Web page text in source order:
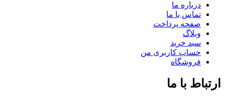
درباره ما
تماس با ما
صفحه پرداخت
وبلاگ
سبد خرید
حساب کاربری من
فروشگاه
ارتباط با ما